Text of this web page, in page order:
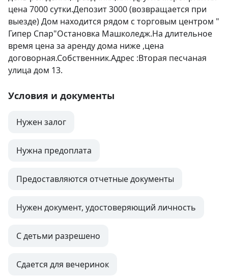
цена 7000 сутки.Депозит 3000 (возвращается при
выезде) Дом находится рядом с торговым центром "
Гипер Спар"Остановка Машколедж.На длительное
время цена за аренду дома ниже ,цена
договорная.Собственник.Адрес :Вторая песчаная
улица дом 13.
Условия и документы
Нужен залог
Нужна предоплата
Предоставляются отчетные документы
Нужен документ, удостоверяющий личность
С детьми разрешено
Сдается для вечеринок